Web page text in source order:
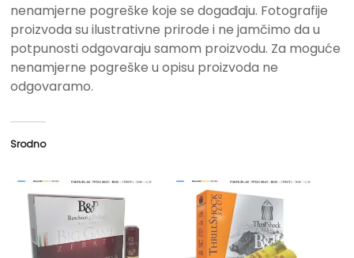
nenamjerne pogreške koje se događaju. Fotografije
proizvoda su ilustrativne prirode i ne jamčimo da u
potpunosti odgovaraju samom proizvodu. Za moguće
nenamjerne pogreške u opisu proizvoda ne
odgovaramo.
Srodno